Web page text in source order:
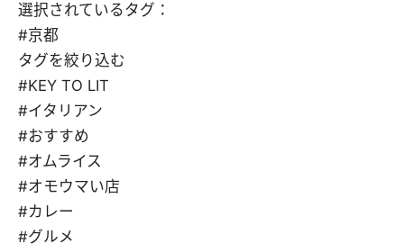
選択されているタグ：
#京都
タグを絞り込む
#KEY TO LIT
#イタリアン
#おすすめ
#オムライス
#オモウマい店
#カレー
#グルメ